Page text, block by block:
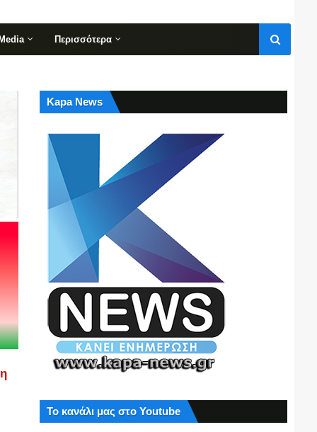
Περισσότερα
Kapa News
Το κανάλι μας στο Youtube